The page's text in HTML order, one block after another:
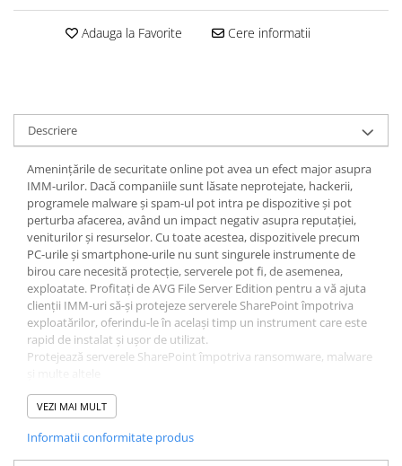
Adauga la Favorite Cere informatii
Descriere
Amenințările de securitate online pot avea un efect major asupra
IMM-urilor. Dacă companiile sunt lăsate neprotejate, hackerii,
programele malware și spam-ul pot intra pe dispozitive și pot
perturba afacerea, având un impact negativ asupra reputației,
veniturilor și resurselor. Cu toate acestea, dispozitivele precum
PC-urile și smartphone-urile nu sunt singurele instrumente de
birou care necesită protecție, serverele pot fi, de asemenea,
exploatate. Profitați de AVG File Server Edition pentru a vă ajuta
clienții IMM-uri să-și protejeze serverele SharePoint împotriva
exploatărilor, oferindu-le în același timp un instrument care este
rapid de instalat și ușor de utilizat.
Protejează serverele SharePoint împotriva ransomware, malware
Rapid de instalat
Interfață ușor de utilizat
Management la distanta
Asistență 24/7
VEZI MAI MULT
Informatii conformitate produs